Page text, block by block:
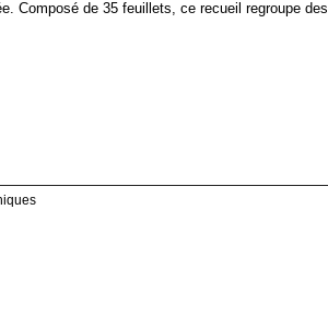
Composé de 35 feuillets, ce recueil regroupe des